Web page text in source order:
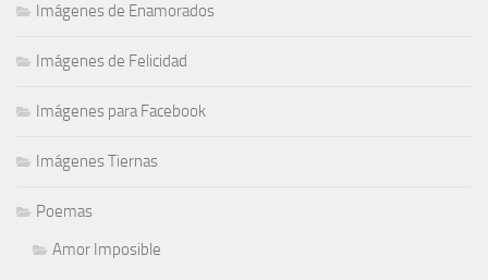
Imágenes de Enamorados
Imágenes de Felicidad
Imágenes para Facebook
Imágenes Tiernas
Poemas
Amor Imposible